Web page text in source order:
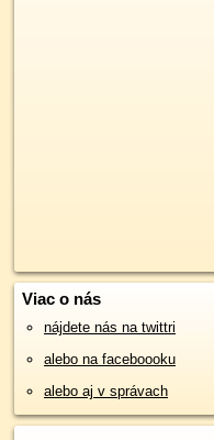
Viac o nás
nájdete nás na twittri
alebo na faceboooku
alebo aj v správach